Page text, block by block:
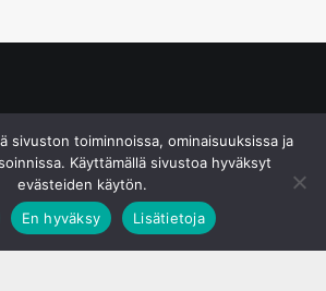
sivuston toiminnoissa, ominaisuuksissa ja
Käyttämällä sivustoa hyväksyt
evästeiden käytön.
En hyväksy Lisätietoja